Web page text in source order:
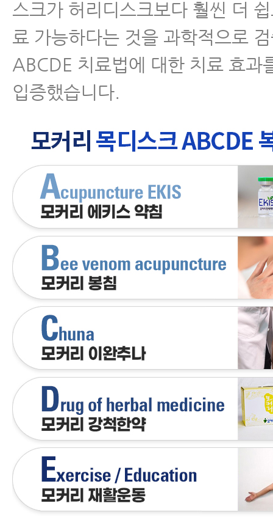
스크가 허리디스크보다 훨씬 더
료 가능하다는 것을 과학적으로
ABCDE 치료법에 대한 치료 효과
입증했습니다.